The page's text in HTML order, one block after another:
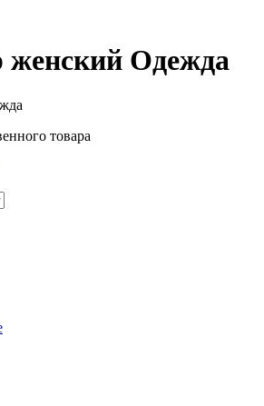
женский Одежда
товара